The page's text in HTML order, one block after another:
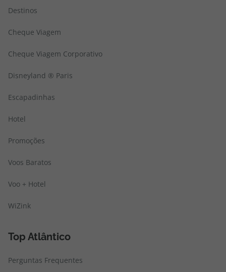
Pacotes Populares
Destinos
Cheque Viagem
Cheque Viagem Corporativo
Disneyland ® Paris
Escapadinhas
Hotel
Promoções
Voos Baratos
Voo + Hotel
Top Atlântico